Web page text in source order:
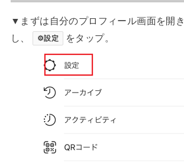
▼まずは自分のプロフィール画面を開き
し、
⚙設定 をタップ。